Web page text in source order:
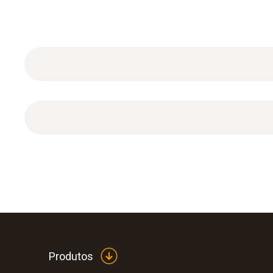
Produtos